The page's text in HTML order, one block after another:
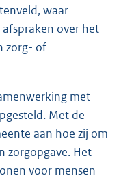
waar
over het
zorg- of
met
Met de
aan hoe zij om
zorgopgave. Het
voor mensen